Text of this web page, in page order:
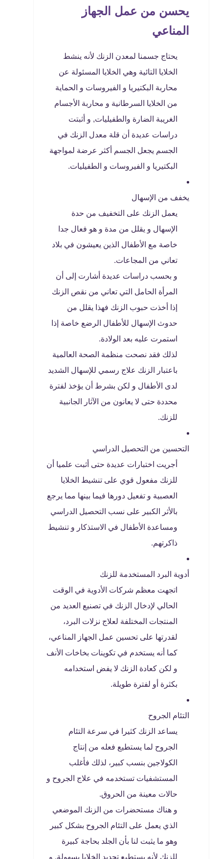
يحسن من عمل الجهاز
المناعي
يحتاج جسمنا لمعدن الزنك لأنه ينشط
الخلايا التائية وهي الخلايا المسئولة عن
محاربة البكتيريا و الفيروسات و الحماية
من الخلايا السرطانية و محاربة الأجسام
الغريبة الضارة والطفيليات, و أثبتت
دراسات عديدة أن قلة معدل الزنك في
الجسم يجعل الجسم أكثر عرضة لمواجهة
البكتيريا و الفيروسات و الطفيليات.
يخفف من الإسهال
يعمل الزنك على التخفيف من حدة
الإسهال و يقلل من مدة و هو فعال جدا
خاصة مع الأطفال الذين يعيشون في بلاد
تعاني من المجاعات.
و بحسب دراسات عديدة أشارت إلى أن
المرأة الحامل التي تعاني من نقص الزنك
إذا أخذت حبوب الزنك فهذا يقلل من
حدوث الإسهال للأطفال الرضع خاصة إذا
استمرت عليه بعد الولادة.
لذلك فقد نصحت منظمة الصحة العالمية
باعتبار الزنك علاج رسمي للإسهال الشديد
لدى الأطفال و لكن بشرط أن يؤخذ لفترة
محددة حتى لا يعانون من الآثار الجانبية
للزنك.
التحسين من التحصيل الدراسي
أجريت اختبارات عديدة حتى أثبت علميا أن
للزنك مفعول قوي على تنشيط الخلايا
العصبية و تفعيل دورها فيما بينها مما يرجع
بالأثر الكبير على نسب التحصيل الدراسي
ومساعدة الأطفال في الاستذكار و تنشيط
ذاكرتهم.
أدوية البرد المستخدمة للزنك
اتجهت معظم شركات الأدوية في الوقت
الحالي لإدخال الزنك في تصنيع العديد من
المنتجات المختلفة لعلاج نزلات البرد،
لقدرتها على تحسين عمل الجهاز المناعي،
كما أنه يستخدم في تكوينات بخاخات الأنف
و لكن كعادة الزنك لا يفض استخدامه
بكثرة أو لفترة طويلة.
التئام الجروح
يساعد الزنك كثيرا في سرعة التئام
الجروح لما يستطيع فعله من إنتاج
الكولاجين بنسب كبير، لذلك فأغلب
المستشفيات تستخدمه في علاج الجروح و
حالات معينة من الحروق.
و هناك مستحضرات من الزنك الموضعي
الذي يعمل على التئام الجروح بشكل كبير
وهو ما يثبت لنا بأن الجلد بحاجة كبيرة
للزنك لأنه يستطيع تجديد الخلايا بسهولة, و